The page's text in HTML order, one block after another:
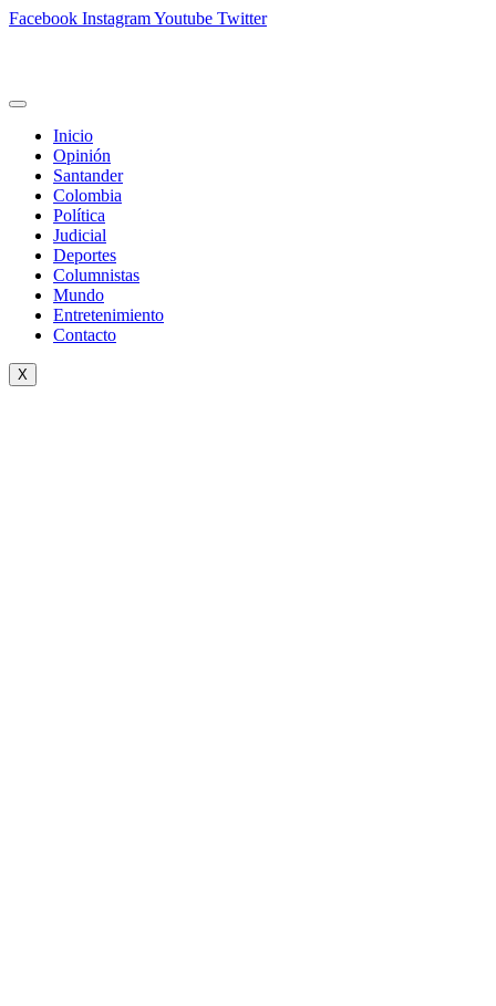
Facebook InstagramYoutube Twitter
Inicio
Opinión
Santander
Colombia
Política
Judicial
Deportes
Columnistas
Mundo
Entretenimiento
Contacto
X